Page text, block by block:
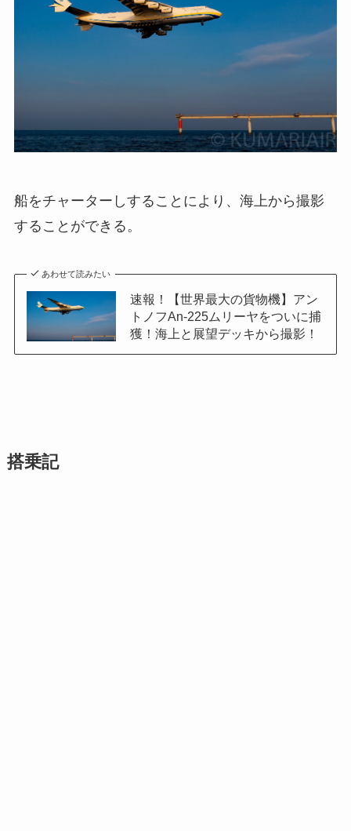
船をチャーターしすることにより、海上から撮影
することができる。
あわせて読みたい
速報！【世界最大の貨物機】アン
トノフAn-225ムリーヤをついに捕
獲！海上と展望デッキから撮影！
搭乗記